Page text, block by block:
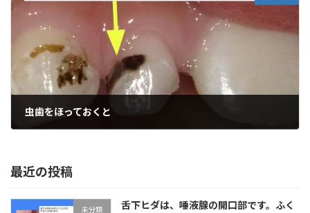
虫歯をほっておくと
最近の投稿
未分類
舌下ヒダは、唾液腺の開口部です。ふく